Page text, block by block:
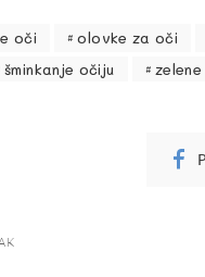
oči olovke za oči
šminkanje očiju